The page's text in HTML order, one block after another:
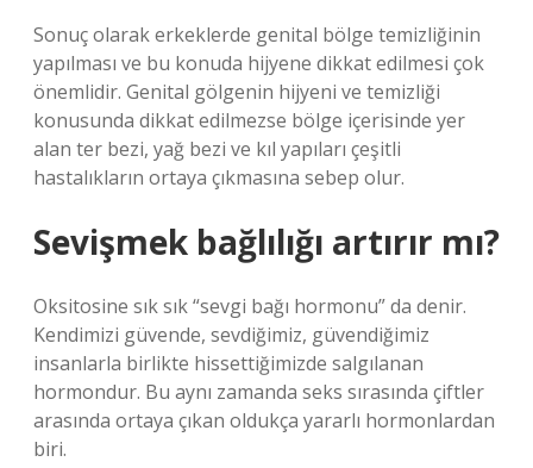
Sonuç olarak erkeklerde genital bölge temizliğinin
yapılması ve bu konuda hijyene dikkat edilmesi çok
önemlidir. Genital gölgenin hijyeni ve temizliği
konusunda dikkat edilmezse bölge içerisinde yer
alan ter bezi, yağ bezi ve kıl yapıları çeşitli
hastalıkların ortaya çıkmasına sebep olur.
Sevişmek bağlılığı artırır mı?
Oksitosine sık sık “sevgi bağı hormonu” da denir.
Kendimizi güvende, sevdiğimiz, güvendiğimiz
insanlarla birlikte hissettiğimizde salgılanan
hormondur. Bu aynı zamanda seks sırasında çiftler
arasında ortaya çıkan oldukça yararlı hormonlardan
biri.